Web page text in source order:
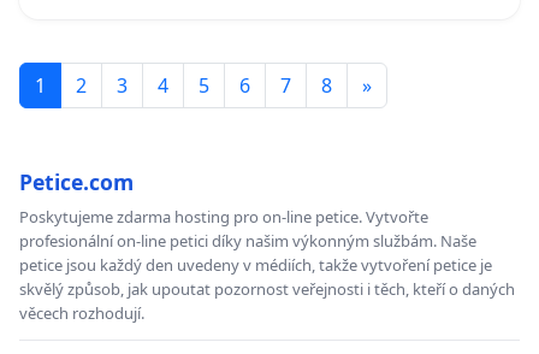
1 2 3 4 5 6 7 8 »
Petice.com
Poskytujeme zdarma hosting pro on-line petice. Vytvořte
profesionální on-line petici díky našim výkonným službám. Naše
petice jsou každý den uvedeny v médiích, takže vytvoření petice je
skvělý způsob, jak upoutat pozornost veřejnosti i těch, kteří o daných
věcech rozhodují.